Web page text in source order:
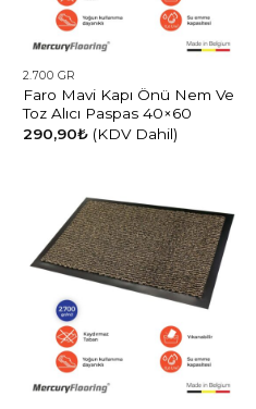
2.700 GR
Faro Mavi Kapı Önü Nem Ve
Toz Alıcı Paspas 40×60
290,90₺ (KDV Dahil)